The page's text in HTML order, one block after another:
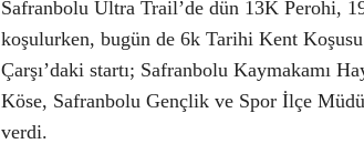
Safranbolu Ultra Trail’de dün 13K Perohi,
koşulurken, bugün de 6k Tarihi Kent
Çarşı’daki startı; Safranbolu Kaymakamı
Köse, Safranbolu Gençlik ve Spor İlçe
verdi.